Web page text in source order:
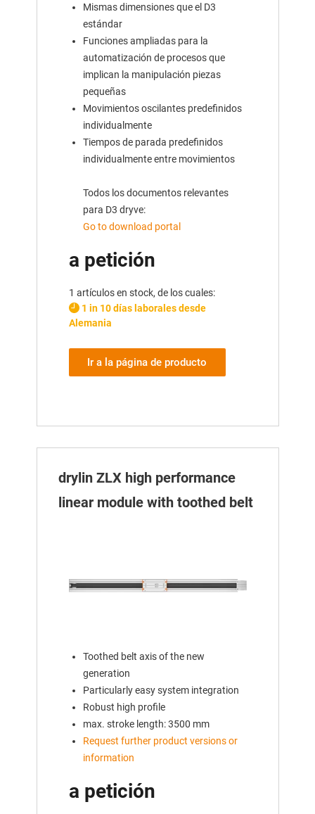
Mismas dimensiones que el D3
estándar
Funciones ampliadas para la
automatización de procesos que
implican la manipulación piezas
pequeñas
Movimientos oscilantes predefinidos
individualmente
Tiempos de parada predefinidos
individualmente entre movimientos
Todos los documentos relevantes
para D3 dryve:
Go to download portal
a petición
1 artículos en stock, de los cuales:
1 in 10 días laborales desde
Alemania
Ir a la página de producto
drylin ZLX high performance
linear module with toothed belt
Toothed belt axis of the new
generation
Particularly easy system integration
Robust high profile
max. stroke length: 3500 mm
Request further product versions or
information
a petición